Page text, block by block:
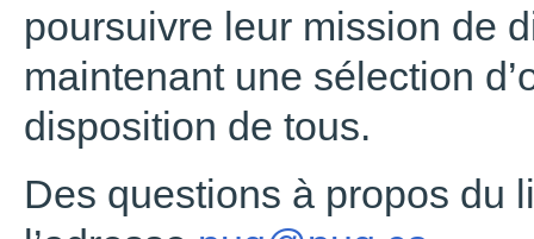
poursuivre leur mission de
maintenant une sélection
disposition de tous.
Des questions à propos du